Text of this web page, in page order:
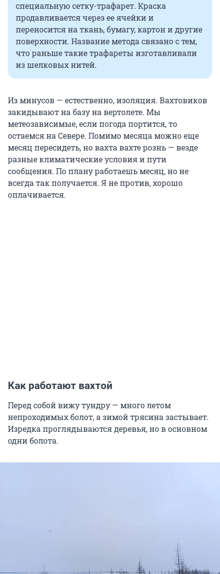
специальную сетку-трафарет. Краска
продавливается через ее ячейки и
переносится на ткань, бумагу, картон и другие
поверхности. Название метода связано с тем,
что раньше такие трафареты изготавливали
из шелковых нитей.
Из минусов — естественно, изоляция. Вахтовиков
закидывают на базу на вертолете. Мы
метеозависимые, если погода портится, то
остаемся на Севере. Помимо месяца можно еще
месяц пересидеть, но вахта вахте рознь — везде
разные климатические условия и пути
сообщения. По плану работаешь месяц, но не
всегда так получается. Я не против, хорошо
оплачивается.
Как работают вахтой
Перед собой вижу тундру — много летом
непроходимых болот, а зимой трясина застывает.
Изредка проглядываются деревья, но в основном
одни болота.